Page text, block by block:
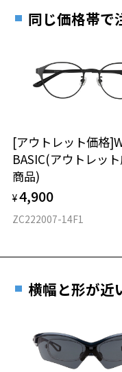
18.7g
※着脱式サングラス：デモレ
タイプ
材質
フロント素材：アセテー
す。
お近くのZoff実店舗に
その際は記入用紙をダ
同じ価格帯で
[アウトレット価格
BASIC(アウトレッ
商品)
¥4,900
ZC222007-14F1
横幅と形が近